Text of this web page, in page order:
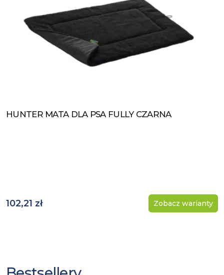
Zobacz produkt
HUNTER MATA DLA PSA FULLY CZARNA
102,21 zł Zobacz warianty